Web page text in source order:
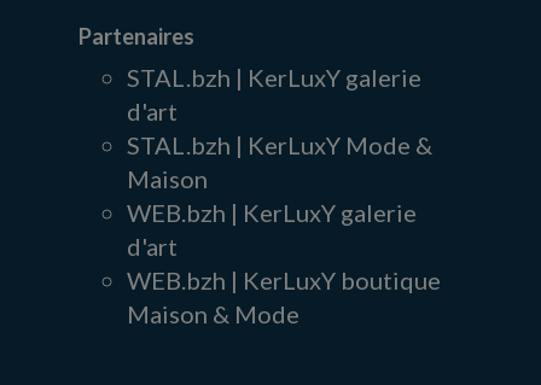
Partenaires
STAL.bzh | KerLuxY galerie
d'art
STAL.bzh | KerLuxY Mode &
Maison
WEB.bzh | KerLuxY galerie
d'art
WEB.bzh | KerLuxY boutique
Maison & Mode